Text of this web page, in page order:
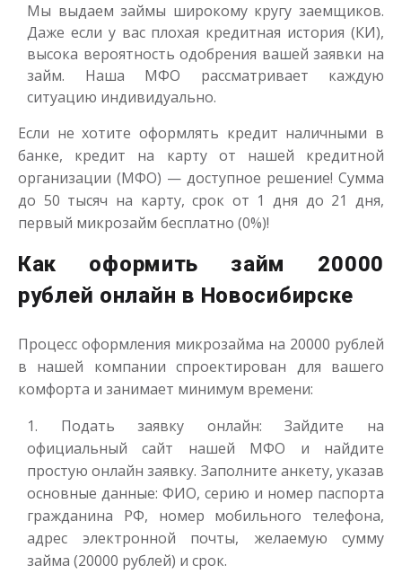
Деньги до зарплаты
Сумма до50 000₽
Срок от 1до 21 дня
Получить
Мы выдаем займы широкому кругу заемщиков.
Даже если у вас плохая кредитная история (КИ),
высока вероятность одобрения вашей заявки на
займ. Наша МФО рассматривает каждую
ситуацию индивидуально.
Если не хотите оформлять кредит наличными в
банке, кредит на карту от нашей кредитной
организации (МФО) — доступное решение! Сумма
до 50 тысяч на карту, срок от 1 дня до 21 дня,
первый микрозайм бесплатно (0%)!
Как оформить займ 20000
рублей онлайн в Новосибирске
Процесс оформления микрозайма на 20000 рублей
в нашей компании спроектирован для вашего
комфорта и занимает минимум времени:
Подать заявку онлайн: Зайдите на
официальный сайт нашей МФО и найдите
простую онлайн заявку. Заполните анкету, указав
основные данные: ФИО, серию и номер паспорта
гражданина РФ, номер мобильного телефона,
адрес электронной почты, желаемую сумму
займа (20000 рублей) и срок.